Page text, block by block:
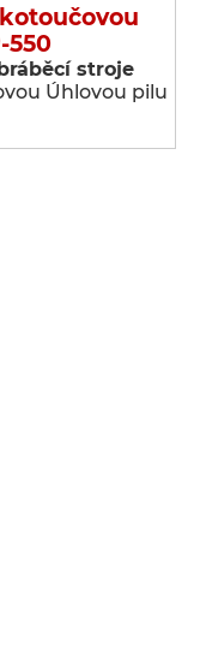
550
stroje
Úhlovou pilu